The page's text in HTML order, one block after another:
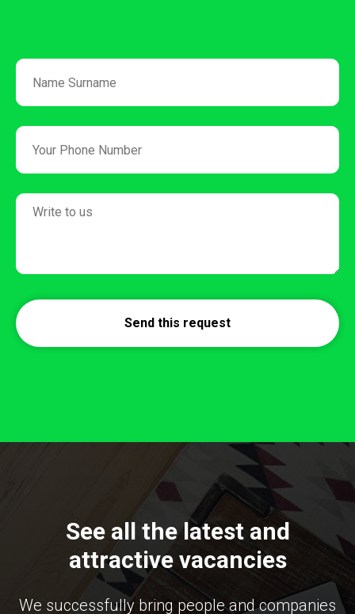
Send this request
See all the latest and
attractive vacancies
We successfully bring people and companies